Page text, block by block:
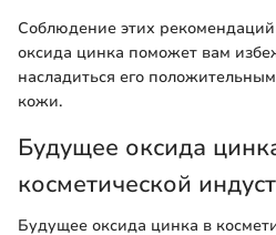
Соблюдение этих
оксида цинка поможет вам
насладиться его
кожи.
Будущее оксида
косметической
Будущее оксида цинка в